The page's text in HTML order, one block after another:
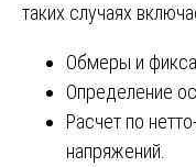
таких случаях
Обмеры и
Определение
Расчет по
напряжений.